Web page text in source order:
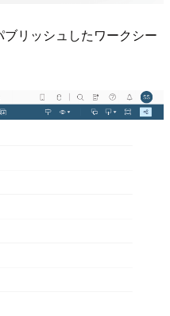
リッシュしたワークシー